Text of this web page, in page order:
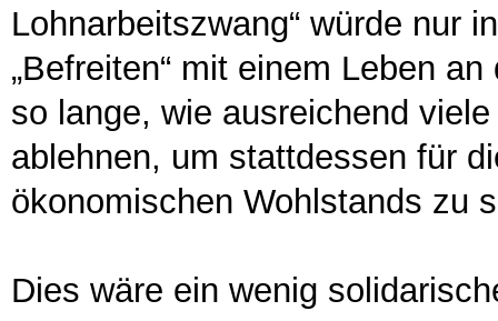
Lohnarbeitszwang“ würde nur
„Befreiten“ mit einem Leben
so lange, wie ausreichend
ablehnen, um stattdessen für
ökonomischen Wohlstands zu
Dies wäre ein wenig